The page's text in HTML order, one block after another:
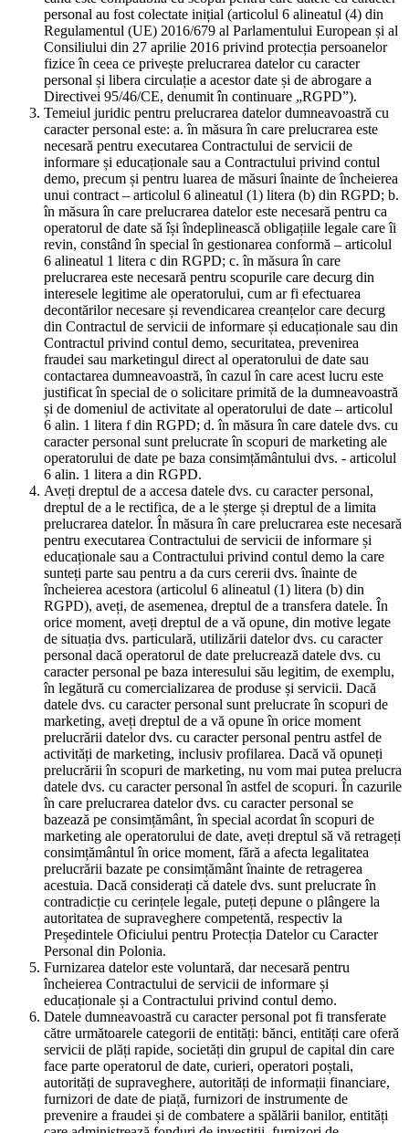
personal au fost colectate inițial (articolul 6 alineatul (4) din
Regulamentul (UE) 2016/679 al Parlamentului European și al
Consiliului din 27 aprilie 2016 privind protecția persoanelor
fizice în ceea ce privește prelucrarea datelor cu caracter
personal și libera circulație a acestor date și de abrogare a
Directivei 95/46/CE, denumit în continuare „RGPD”).
Temeiul juridic pentru prelucrarea datelor dumneavoastră cu
caracter personal este: a. în măsura în care prelucrarea este
necesară pentru executarea Contractului de servicii de
informare și educaționale sau a Contractului privind contul
demo, precum și pentru luarea de măsuri înainte de încheierea
unui contract – articolul 6 alineatul (1) litera (b) din RGPD; b.
în măsura în care prelucrarea datelor este necesară pentru ca
operatorul de date să își îndeplinească obligațiile legale care îi
revin, constând în special în gestionarea conformă – articolul
6 alineatul 1 litera c din RGPD; c. în măsura în care
prelucrarea este necesară pentru scopurile care decurg din
interesele legitime ale operatorului, cum ar fi efectuarea
decontărilor necesare și revendicarea creanțelor care decurg
din Contractul de servicii de informare și educaționale sau din
Contractul privind contul demo, securitatea, prevenirea
fraudei sau marketingul direct al operatorului de date sau
contactarea dumneavoastră, în cazul în care acest lucru este
justificat în special de o solicitare primită de la dumneavoastră
și de domeniul de activitate al operatorului de date – articolul
6 alin. 1 litera f din RGPD; d. în măsura în care datele dvs. cu
caracter personal sunt prelucrate în scopuri de marketing ale
operatorului de date pe baza consimțământului dvs. - articolul
6 alin. 1 litera a din RGPD.
Aveți dreptul de a accesa datele dvs. cu caracter personal,
dreptul de a le rectifica, de a le șterge și dreptul de a limita
prelucrarea datelor. În măsura în care prelucrarea este necesară
pentru executarea Contractului de servicii de informare și
educaționale sau a Contractului privind contul demo la care
sunteți parte sau pentru a da curs cererii dvs. înainte de
încheierea acestora (articolul 6 alineatul (1) litera (b) din
RGPD), aveți, de asemenea, dreptul de a transfera datele. În
orice moment, aveți dreptul de a vă opune, din motive legate
de situația dvs. particulară, utilizării datelor dvs. cu caracter
personal dacă operatorul de date prelucrează datele dvs. cu
caracter personal pe baza interesului său legitim, de exemplu,
în legătură cu comercializarea de produse și servicii. Dacă
datele dvs. cu caracter personal sunt prelucrate în scopuri de
marketing, aveți dreptul de a vă opune în orice moment
prelucrării datelor dvs. cu caracter personal pentru astfel de
activități de marketing, inclusiv profilarea. Dacă vă opuneți
prelucrării în scopuri de marketing, nu vom mai putea prelucra
datele dvs. cu caracter personal în astfel de scopuri. În cazurile
în care prelucrarea datelor dvs. cu caracter personal se
bazează pe consimțământ, în special acordat în scopuri de
marketing ale operatorului de date, aveți dreptul să vă retrageți
consimțământul în orice moment, fără a afecta legalitatea
prelucrării bazate pe consimțământ înainte de retragerea
acestuia. Dacă considerați că datele dvs. sunt prelucrate în
contradicție cu cerințele legale, puteți depune o plângere la
autoritatea de supraveghere competentă, respectiv la
Președintele Oficiului pentru Protecția Datelor cu Caracter
Personal din Polonia.
Furnizarea datelor este voluntară, dar necesară pentru
încheierea Contractului de servicii de informare și
educaționale și a Contractului privind contul demo.
Datele dumneavoastră cu caracter personal pot fi transferate
către următoarele categorii de entități: bănci, entități care oferă
servicii de plăți rapide, societăți din grupul de capital din care
face parte operatorul de date, curieri, operatori poștali,
autorități de supraveghere, autorități de informații financiare,
furnizori de date de piață, furnizori de instrumente de
prevenire a fraudei și de combatere a spălării banilor, entități